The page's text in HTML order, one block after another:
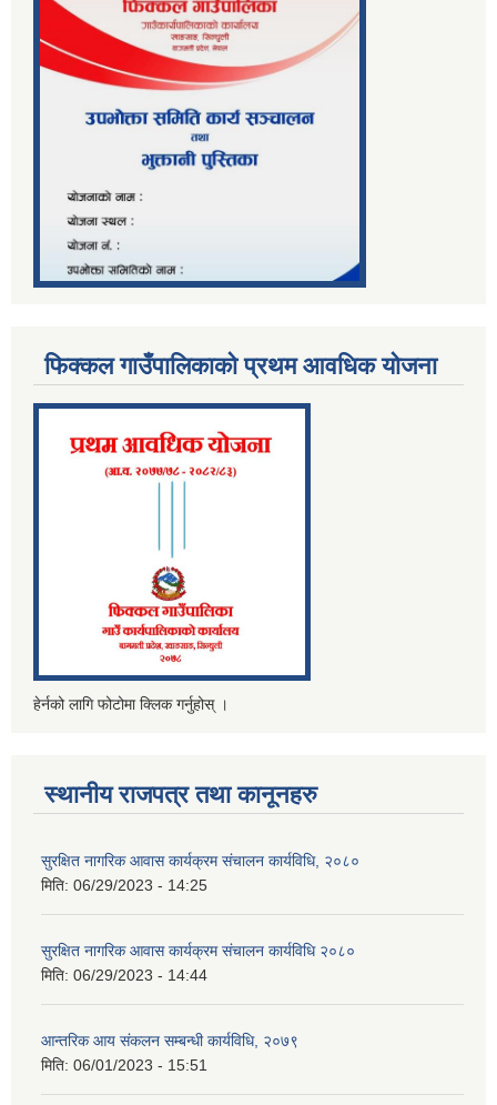
फिक्कल गाउँपालिकाको प्रथम आवधिक योजना
हेर्नको लागि फोटोमा क्लिक गर्नुहोस् ।
स्थानीय राजपत्र तथा कानूनहरु
सुरक्षित नागरिक आवास कार्यक्रम संचालन कार्यविधि, २०८०
मिति: 06/29/2023 - 14:25
सुरक्षित नागरिक आवास कार्यक्रम संचालन कार्यविधि २०८०
मिति: 06/29/2023 - 14:44
आन्तरिक आय संकलन सम्बन्धी कार्यविधि, २०७९
मिति: 06/01/2023 - 15:51